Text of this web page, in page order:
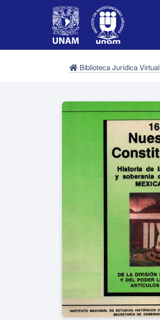
Biblioteca Jurídica Virtual